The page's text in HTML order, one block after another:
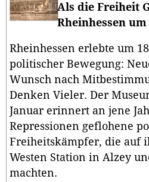
Als die Freiheit
Rheinhessen um
Rheinhessen erlebte um
politischer Bewegung:
Wunsch nach
Denken Vieler. Der
Januar erinnert an jene
Repressionen geflohene
Freiheitskämpfer, die auf
Westen Station in Alzey
machten.